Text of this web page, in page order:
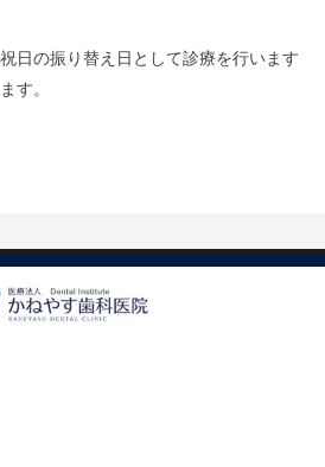
日の振り替え日として診療を行います
す。